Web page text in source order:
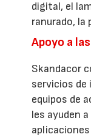
digital, el
ranurado, la
Apoyo a
Skandacor
servicios de
equipos de
les ayuden